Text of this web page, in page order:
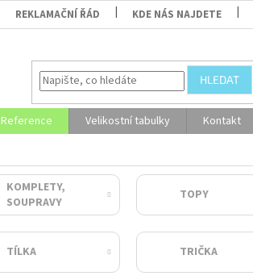
REKLAMAČNÍ ŘÁD KDE NÁS NAJDETE
HLEDAT
Reference Velikostní tabulky
Kontakt
KOMPLETY,
SOUPRAVY
TOPY
TÍLKA TRIČKA